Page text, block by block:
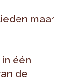
maar
één
de